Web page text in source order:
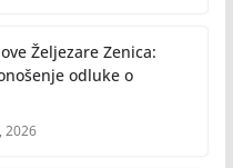
Željezare Zenica:
odluke o
2026